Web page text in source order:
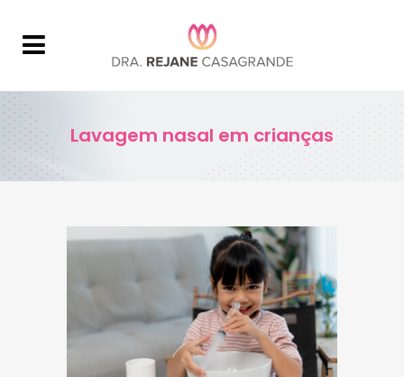
Lavagem nasal em crianças